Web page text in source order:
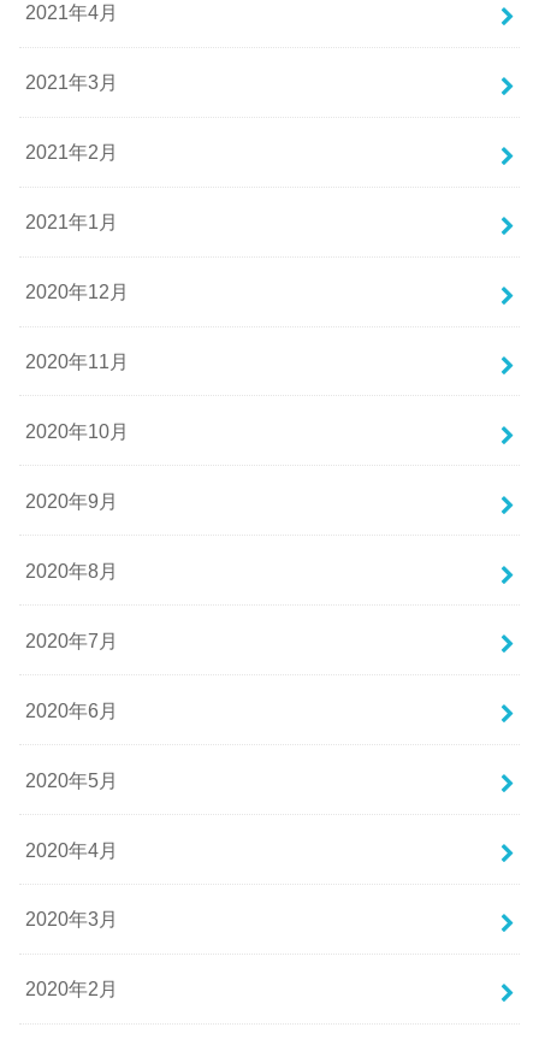
2021年4月
2021年3月
2021年2月
2021年1月
2020年12月
2020年11月
2020年10月
2020年9月
2020年8月
2020年7月
2020年6月
2020年5月
2020年4月
2020年3月
2020年2月